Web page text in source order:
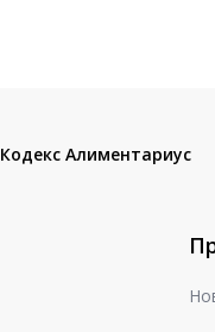
Кодекс Алиментариус